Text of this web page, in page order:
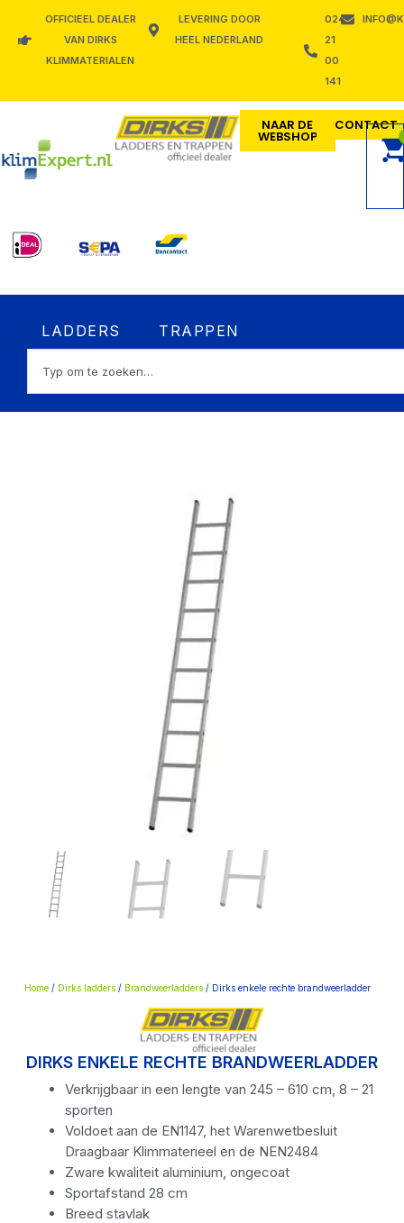
OFFICIEEL DEALER
VAN DIRKS
KLIMMATERIALEN
LEVERING DOOR
HEEL NEDERLAND
024
21
00
141
NAAR DE
WEBSHOP
CONTACT
LADDERS Open LADDERS
TRAPPEN
Home/ Dirks ladders/ Brandweerladders/ Dirks enkele rechte brandweerladder
DIRKS ENKELE RECHTE BRANDWEERLADDER
Verkrijgbaar in een lengte van 245 – 610 cm, 8 – 21
sporten
Voldoet aan de EN1147, het Warenwetbesluit
Draagbaar Klimmaterieel en de NEN2484
Zware kwaliteit aluminium, ongecoat
Sportafstand 28 cm
Breed stavlak